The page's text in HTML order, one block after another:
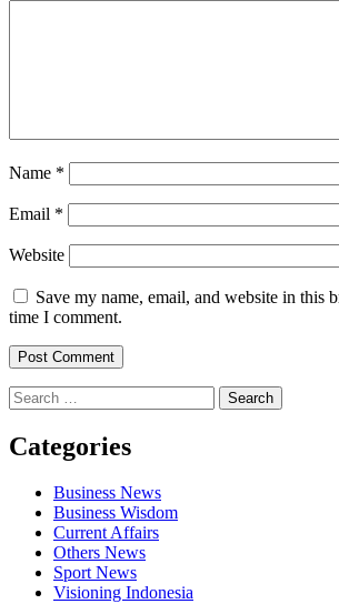
Name *
Email *
Website
Save my name, email, and website in this
time I comment.
Search
for:
Categories
Business News
Business Wisdom
Current Affairs
Others News
Sport News
Visioning Indonesia